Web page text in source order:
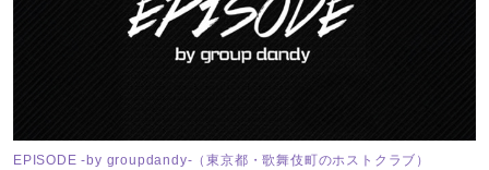
EPISODE -by groupdandy-（東京都・歌舞伎町のホストクラブ）